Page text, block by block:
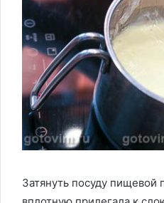
Затянуть посуду пищевой